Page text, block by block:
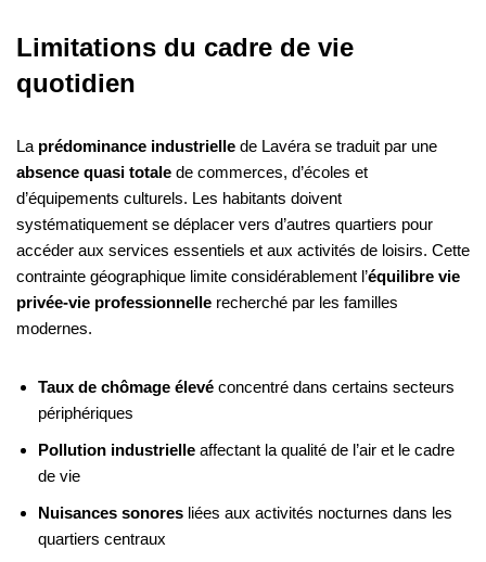
Limitations du cadre de vie
quotidien
La prédominance industrielle de Lavéra se traduit par une
absence quasi totale de commerces, d’écoles et
d’équipements culturels. Les habitants doivent
systématiquement se déplacer vers d’autres quartiers pour
accéder aux services essentiels et aux activités de loisirs. Cette
contrainte géographique limite considérablement l’équilibre vie
privée-vie professionnelle recherché par les familles
modernes.
Taux de chômage élevé concentré dans certains secteurs
périphériques
Pollution industrielle affectant la qualité de l’air et le cadre
de vie
Nuisances sonores liées aux activités nocturnes dans les
quartiers centraux